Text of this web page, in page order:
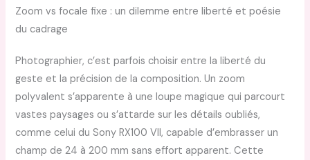
Zoom vs focale fixe : un dilemme entre liberté et poésie
du cadrage
Photographier, c’est parfois choisir entre la liberté du
geste et la précision de la composition. Un zoom
polyvalent s’apparente à une loupe magique qui parcourt
vastes paysages ou s’attarde sur les détails oubliés,
comme celui du Sony RX100 VII, capable d’embrasser un
champ de 24 à 200 mm sans effort apparent. Cette